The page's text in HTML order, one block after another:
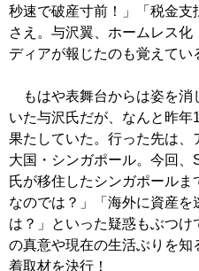
秒速で破産寸前！」「税金支
さえ。与沢翼、ホームレス化
ディアが報じたのも覚えてい
もはや表舞台からは姿を消
いた与沢氏だが、なんと昨年
果たしていた。行った先は、
大国・シンガポール。今回、
氏が移住したシンガポールま
なのでは？」「海外に資産を
は？」といった疑惑もぶつけ
の真意や現在の生活ぶりを知
着取材を決行！